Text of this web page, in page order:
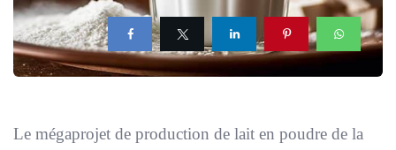
Le mégaprojet de production de lait en poudre de la